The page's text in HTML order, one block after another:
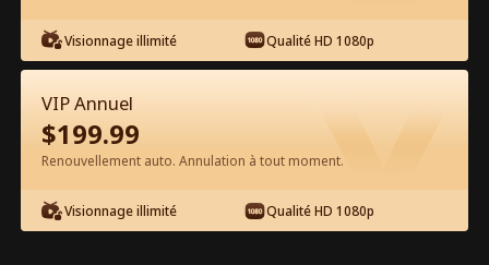
Épisode 25 - La Vierge et le
milliardaire Film complet
1-50 51-76 Tous les épisodes
Visionnage illimité Qualité HD 1080p
VIP Annuel
$199.99
Renouvellement auto. Annulation à tout moment.
Visionnage illimité Qualité HD 1080p